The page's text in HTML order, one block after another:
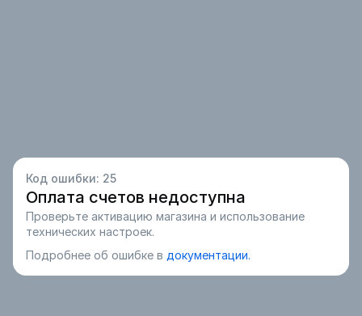
Код ошибки: 25
Оплата счетов недоступна
Проверьте активацию магазина и использование
технических настроек.
Подробнее об ошибке в документации.